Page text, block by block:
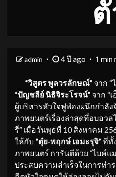
admin 4 ปี ago 1 min
“วิสูตร พูลวรลักษณ์” จาก “
“ปัญชลีย์ นิธิจิระโรจน์” จาก “
ผู้บริหารหัวใจฟูฟ่องผนึกกำลัง
ภาพยนตร์เรื่องล่าสุดที่อบอวล
รี่” เมื่อวันพุธที่ 10 สิงหาคม
ให้กับ “ตุ๋ย-พฤกษ์ เอมะรุจิ” ที่ทั้
ภาพยนตร์ การันตีด้วย “ไบค์แม
ประสบความสำเร็จในการทำ